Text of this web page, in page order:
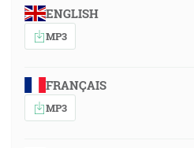
ENGLISH
MP3
FRANÇAIS
MP3